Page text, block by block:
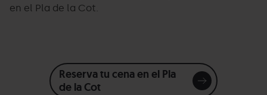
en el Pla de la Cot.
Reserva tu cena en el Pla
de la Cot